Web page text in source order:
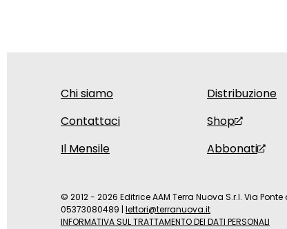
Chi siamo
Contattaci
Il Mensile
Distribuzione
Shop
Abbonati
© 2012 - 2026 Editrice AAM Terra Nuova S.r.l. Via Ponte
05373080489 | lettori@terranuova.it
INFORMATIVA SUL TRATTAMENTO DEI DATI PERSONALI